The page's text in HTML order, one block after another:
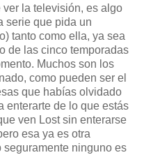
la televisión, es algo
serie que pida un
tanto como ella, ya sea
de las cinco temporadas
Muchos son los
como pueden ser el
que habías olvidado
enterarte de lo que estás
ven Lost sin enterarse
esa ya es otra
seguramente ninguno es